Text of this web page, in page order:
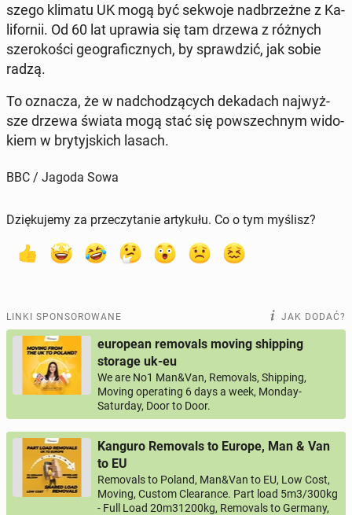
sze­go klimatu UK mogą być sekwoje nad­brzeż­ne z Ka­
li­for­nii. Od 60 lat uprawia się tam drzewa z różnych
sze­ro­ko­ści geo­gra­ficz­nych, by spraw­dzić, jak sobie
radzą.
To oznacza, że w nad­cho­dzą­cych de­ka­dach naj­wyż­
sze drzewa świata mogą stać się po­wszech­nym wi­do­
kiem w bry­tyj­skich lasach.
BBC / Jagoda Sowa
Dziękujemy za przeczytanie artykułu. Co o tym myślisz?
LINKI SPONSOROWANE JAK DODAĆ?
european removals moving shipping
storage uk-eu
We are No1 Man&Van, Removals, Shipping,
Moving operating 6 days a week, Monday-
Saturday, Door to Door.
Kanguro Removals to Europe, Man & Van
to EU
Removals to Poland, Man&Van to EU, Low Cost,
Moving, Custom Clearance. Part load 5m3/300kg
- Full Load 20m31200kg, Removals to Germany,